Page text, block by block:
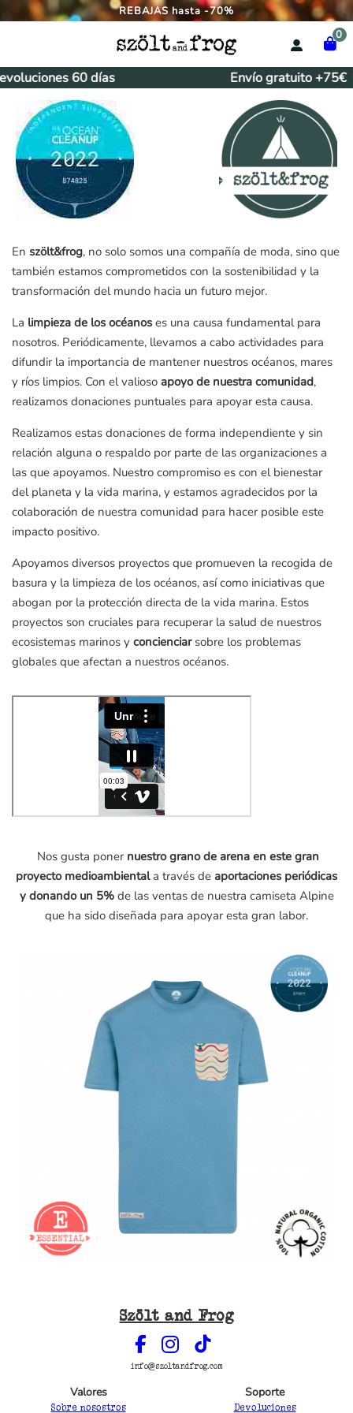
REBAJAS hasta -70%
0
60 días Envío gratuito +75€
En szölt&frog, no solo somos una compañía de moda, sino que
también estamos comprometidos con la sostenibilidad y la
transformación del mundo hacia un futuro mejor.
La limpieza de los océanos es una causa fundamental para
nosotros. Periódicamente, llevamos a cabo actividades para
difundir la importancia de mantener nuestros océanos, mares
y ríos limpios. Con el valioso apoyo de nuestra comunidad,
realizamos donaciones puntuales para apoyar esta causa.
Realizamos estas donaciones de forma independiente y sin
relación alguna o respaldo por parte de las organizaciones a
las que apoyamos. Nuestro compromiso es con el bienestar
del planeta y la vida marina, y estamos agradecidos por la
colaboración de nuestra comunidad para hacer posible este
impacto positivo.
Apoyamos diversos proyectos que promueven la recogida de
basura y la limpieza de los océanos, así como iniciativas que
abogan por la protección directa de la vida marina. Estos
proyectos son cruciales para recuperar la salud de nuestros
ecosistemas marinos y concienciarsobre los problemas
globales que afectan a nuestros océanos.
Nos gusta poner nuestro grano de arena en este gran
proyecto medioambientala través de aportaciones periódicas
y donando un 5%de las ventas de nuestra camiseta Alpine
que ha sido diseñada para apoyar esta gran labor.
Szölt and Frog
info@szoltandfrog.com
Valores
Sobre nosostros
Soporte
Devoluciones